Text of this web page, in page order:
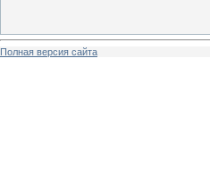
Полная версия сайта